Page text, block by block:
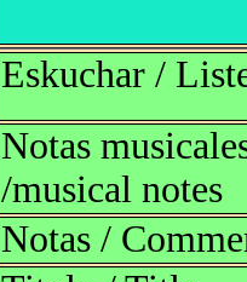
Eskuchar /
Notas
/musical notes
Notas /